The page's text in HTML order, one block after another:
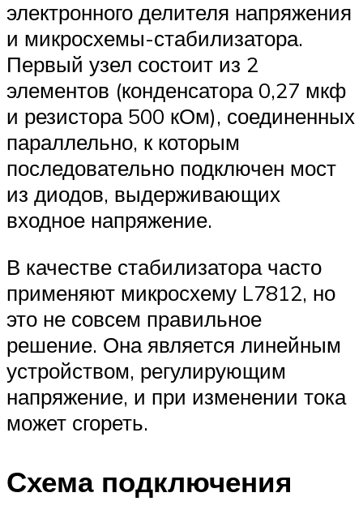
электронного делителя напряжения
и микросхемы-стабилизатора.
Первый узел состоит из 2
элементов (конденсатора 0,27 мкф
и резистора 500 кОм), соединенных
параллельно, к которым
последовательно подключен мост
из диодов, выдерживающих
входное напряжение.
В качестве стабилизатора часто
применяют микросхему L7812, но
это не совсем правильное
решение. Она является линейным
устройством, регулирующим
напряжение, и при изменении тока
может сгореть.
Схема подключения